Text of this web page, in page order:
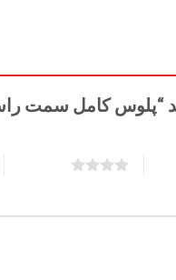
“پلوس کامل سمت